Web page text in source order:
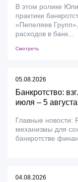
В этом ролике
практики
«Пепеляев
расходов в банк...
Смотреть
05.08.2026
Банкротство:
июля – 5 августа
Главные новости:
механизмы для
банкротстве
04.08.2026